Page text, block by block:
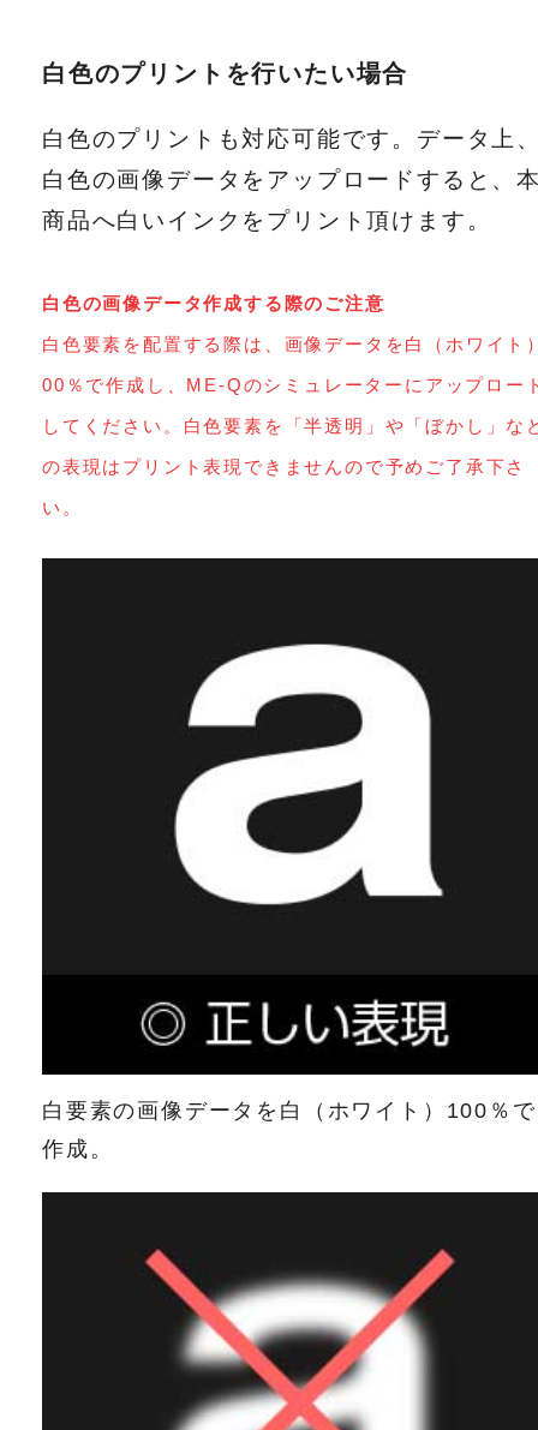
白色のプリントを行いたい場合
白色のプリントも対応可能です。データ上
白色の画像データをアップロードすると、
商品へ白いインクをプリント頂けます。
白色の画像データ作成する際のご注意
白色要素を配置する際は、画像データを白（ホワイト
00％で作成し、ME-Qのシミュレーターにアップロー
してください。白色要素を「半透明」や「ぼかし」な
の表現はプリント表現できませんので予めご了承下さ
い。
白要素の画像データを白（ホワイト）100％で
作成。